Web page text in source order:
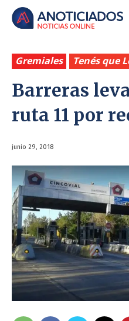
Gremiales Tenés que
Barreras
ruta 11 por
junio 29, 2018